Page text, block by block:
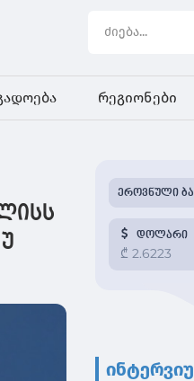
რეგიონები
ინტერვიუ